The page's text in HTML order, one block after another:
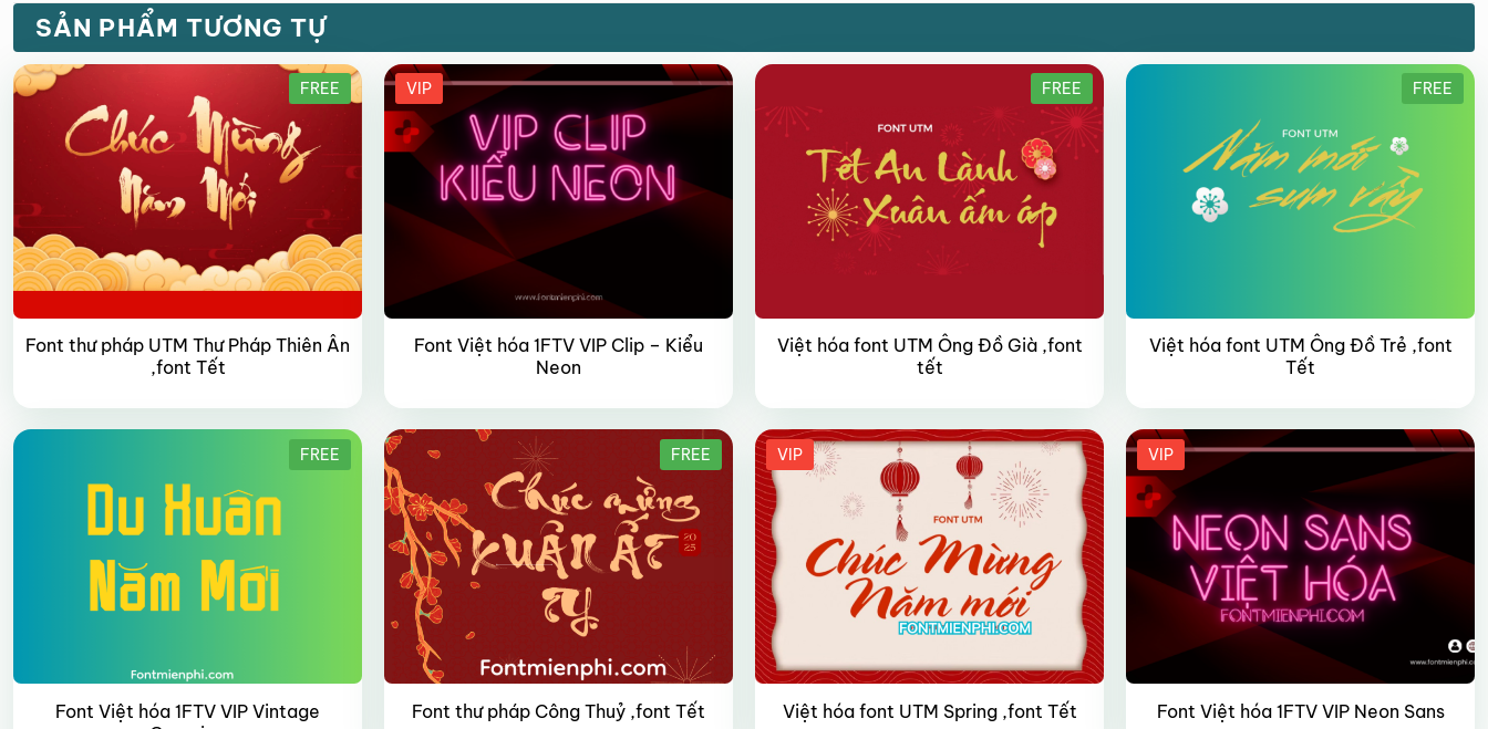
SẢN PHẨM TƯƠNG TỰ
FREE
Font thư pháp UTM Thư Pháp Thiên Ân
,font Tết
VIP
Font Việt hóa 1FTV VIP Clip – Kiểu
Neon
FREE
Việt hóa font UTM Ông Đồ Già ,font
tết
FREE
Việt hóa font UTM Ông Đồ Trẻ ,font
Tết
FREE
Font Việt hóa 1FTV VIP Vintage
FREE
Font thư pháp Công Thuỷ ,font Tết
VIP
Việt hóa font UTM Spring ,font Tết
VIP
Font Việt hóa 1FTV VIP Neon Sans